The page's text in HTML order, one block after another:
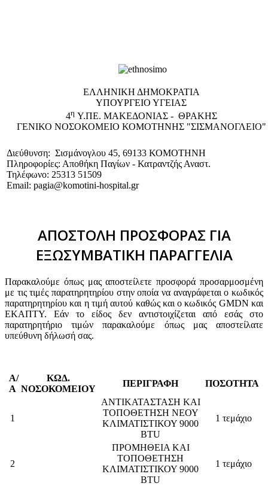
EΛΛΗΝΙΚΗ ΔΗΜΟΚΡΑΤΙΑ
ΥΠΟΥΡΓΕΙΟ ΥΓΕΙΑΣ
4η Υ.ΠΕ. ΜΑΚΕΔΟΝΙΑΣ - ΘΡΑΚΗΣ
ΓΕΝΙΚΟ NΟΣΟΚΟΜΕΙΟ ΚΟΜΟΤΗΝΗΣ "ΣΙΣΜΑΝΟΓΛΕΙΟ"
Διεύθυνση: Σισμάνογλου 45, 69133 ΚΟΜΟΤΗΝΗ
Πληροφορίες: Αποθήκη Παγίων - Κατραντζής Αναστ.
Τηλέφωνο: 25313 51509
Email: pagia@komotini-hospital.gr
ΑΠΟΣΤΟΛΗ ΠΡΟΣΦΟΡΑΣ ΓΙΑ
ΕΞΩΣΥΜΒΑΤΙΚΗ ΠΑΡΑΓΓΕΛΙΑ
Παρακαλούμε όπως μας αποστείλετε προσφορά προσαρμοσμένη
με τις τιμές παρατηρητηρίου στην οποία να αναγράφεται ο κωδικός
παρατηρητηρίου και η τιμή αυτού καθώς και ο κωδικός GMDN και
ΕΚΑΠΤΥ. Εάν το είδος δεν αντιστοιχίζεται από εσάς στο
παρατηρητήριο τιμών παρακαλούμε όπως μας αποστείλατε
υπεύθυνη δήλωσή σας.
Α/
Α
ΚΩΔ.
ΝΟΣΟΚΟΜΕΙΟΥ
ΠΕΡΙΓΡΑΦΗ ΠΟΣΟΤΗΤΑ
1
ΑΝΤΙΚΑΤΑΣΤΑΣΗ ΚΑΙ
ΤΟΠΟΘΕΤΗΣΗ ΝΕΟΥ
ΚΛΙΜΑΤΙΣΤΙΚΟΥ 9000
BTU
1 τεμάχιο
2
ΠΡΟΜΗΘΕΙΑ ΚΑΙ
ΤΟΠΟΘΕΤΗΣΗ
ΚΛΙΜΑΤΙΣΤΙΚΟΥ 9000
BTU
1 τεμάχιο